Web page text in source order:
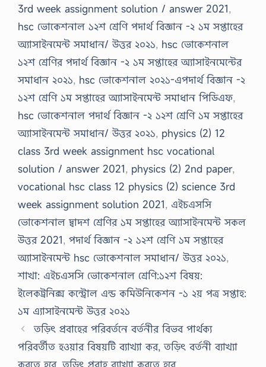
3rd week assignment solution / answer 2021,
hsc ভোকেশনাল ১২শ শ্রেণি পদার্থ বিজ্ঞান -২ ১ম সপ্তাহের
অ্যাসাইনমেন্ট সমাধান/ উত্তর ২০২১, hsc ভোকেশনাল
১২শ শ্রেণির পদার্থ বিজ্ঞান -২ ১ম সপ্তাহের অ্যাসাইনমেন্টের
সমাধান ২০২১, hsc ভোকেশনাল ২০২১-এপদার্থ বিজ্ঞান -২
১২শ শ্রেণি ১ম সপ্তাহের অ্যাসাইনমেন্ট সমাধান পিডিএফ,
hsc ভোকেশনাল পদার্থ বিজ্ঞান -২ ১২শ শ্রেণি ১ম সপ্তাহের
অ্যাসাইনমেন্ট সমাধান/ উত্তর ২০২১, physics (2) 12
class 3rd week assignment hsc vocational
solution / answer 2021, physics (2) 2nd paper,
vocational hsc class 12 physics (2) science 3rd
week assignment solution 2021, এইচএসসি
ভোকেশনাল দ্বাদশ শ্রেণির ১ম সপ্তাহের অ্যাসাইনমেন্ট সকল
উত্তর 2021, পদার্থ বিজ্ঞান -২ ১২শ শ্রেণি ১ম সপ্তাহের
অ্যাসাইনমেন্ট hsc ভোকেশনাল সমাধান/ উত্তর ২০২১,
শাখা: এইচএসসি ভোকেশনাল শ্রেণি:১২শ বিষয়:
ইলেকট্রনিক্স কন্ট্রোল এন্ড কমিউনিকেশন -১ ২য় পত্র সপ্তাহ:
১ম এ্যাসাইনমেন্ট উত্তর ২০২১
তড়িৎ প্রবাহের পরিবর্তনে বর্তনীর বিভব পার্থক্য
পরিবর্তীত হওয়ার বিষয়টি ব্যাখ্যা কর, তড়িৎ বর্তনী ব্যাখ্যা